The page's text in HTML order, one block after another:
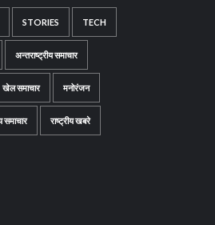
STORIES TECH
अन्तराष्ट्रीय समाचार
खेल समाचार मनोरंजन
समाचार राष्ट्रीय खबरे